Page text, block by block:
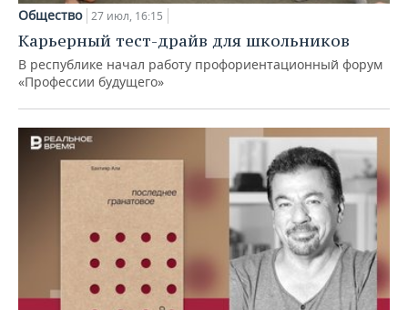
Общество 27 июл, 16:15
Карьерный тест-драйв для школьников
В республике начал работу профориентационный форум
«Профессии будущего»